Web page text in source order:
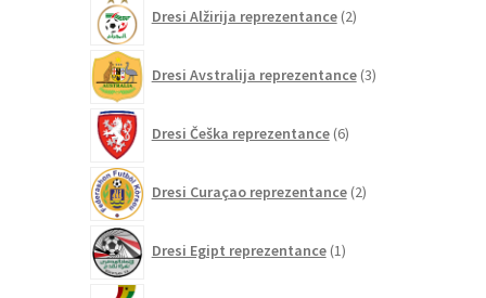
Dresi Alžirija reprezentance 2izdelka
Dresi Avstralija reprezentance 3izdelki
Dresi Češka reprezentance 6izdelkov
Dresi Curaçao reprezentance 2izdelka
Dresi Egipt reprezentance 1izdelek